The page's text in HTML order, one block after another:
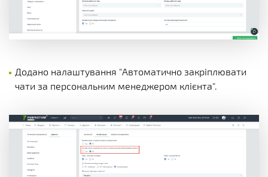
Додано налаштування "Автоматично закріплювати
чати за персональним менеджером клієнта".